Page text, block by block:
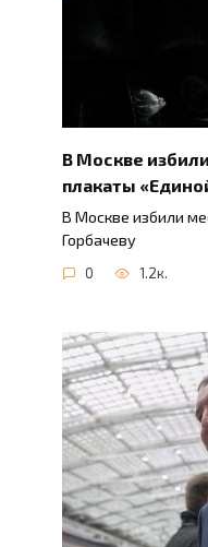
В Москве
плакаты
В Москве избили
Горбачеву
0 1.2к.